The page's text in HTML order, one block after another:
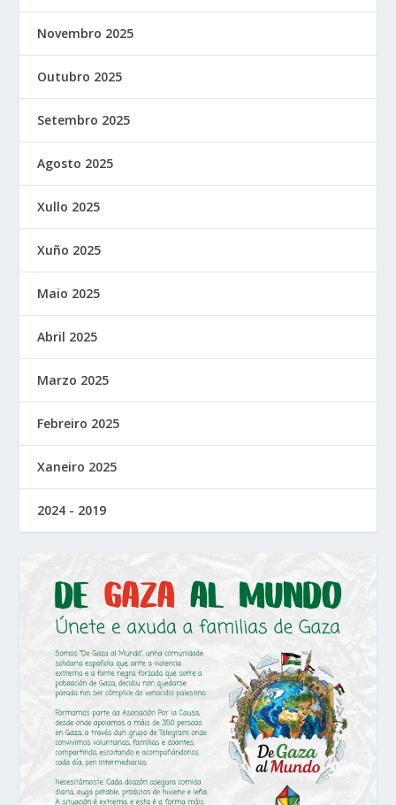
Novembro 2025
Outubro 2025
Setembro 2025
Agosto 2025
Xullo 2025
Xuño 2025
Maio 2025
Abril 2025
Marzo 2025
Febreiro 2025
Xaneiro 2025
2024 - 2019